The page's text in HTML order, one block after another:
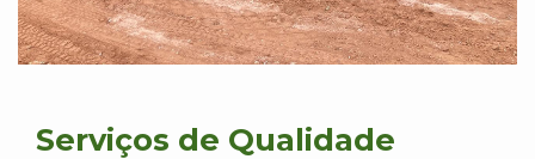
Serviços de Qualidade